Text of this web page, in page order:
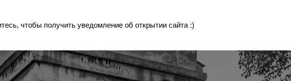
чтобы получить уведомление об открытии сайта :)